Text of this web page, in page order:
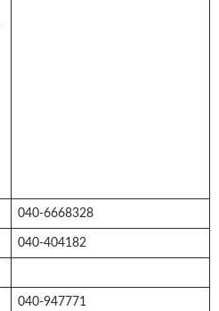
040-6668328
040-404182
040-947771